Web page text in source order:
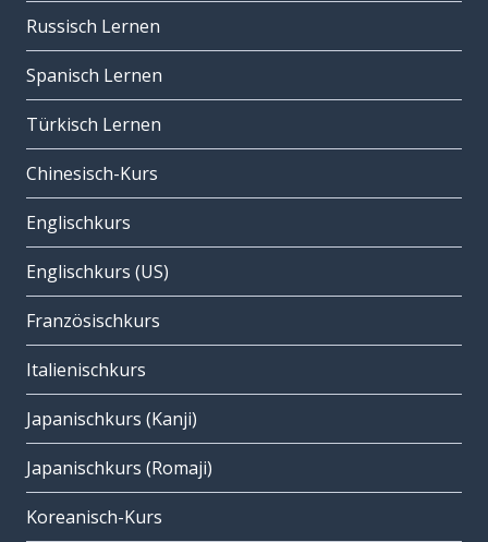
Russisch Lernen
Spanisch Lernen
Türkisch Lernen
Chinesisch-Kurs
Englischkurs
Englischkurs (US)
Französischkurs
Italienischkurs
Japanischkurs (Kanji)
Japanischkurs (Romaji)
Koreanisch-Kurs